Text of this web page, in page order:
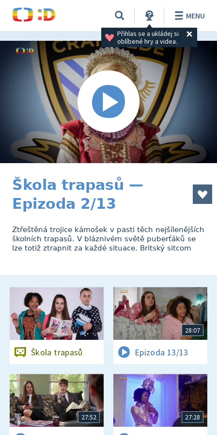
Přihlas se a ukládej si
oblíbené hry a videa.
MENU
Škola trapasů —
Epizoda 2/13
Ztřeštěná trojice kámošek v pasti těch nejšílenějších
školních trapasů. V bláznivém světě puberťáků se
lze totiž ztrapnit za každé situace. Britský sitcom
Škola trapasů
28:07
Epizoda 13/13
27:52 27:28